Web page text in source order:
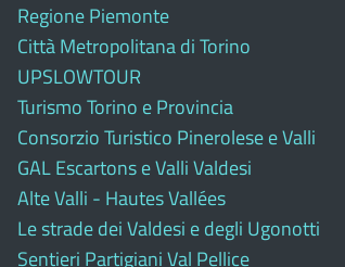
Regione Piemonte
Città Metropolitana di Torino
UPSLOWTOUR
Turismo Torino e Provincia
Consorzio Turistico Pinerolese e Valli
GAL Escartons e Valli Valdesi
Alte Valli - Hautes Vallées
Le strade dei Valdesi e degli Ugonotti
Sentieri Partigiani Val Pellice